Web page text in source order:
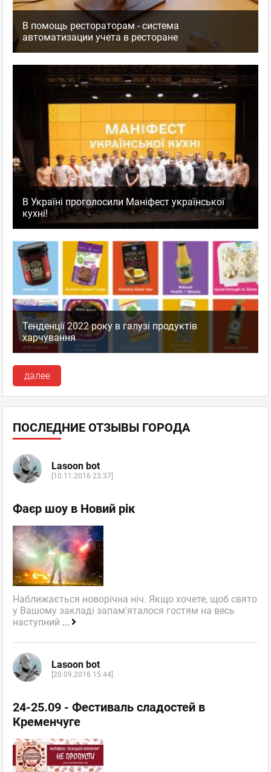
В помощь рестораторам - система
автоматизации учета в ресторане
В Україні проголосили Маніфест української
кухні!
Тенденції 2022 року в галузі продуктів
харчування
далее
ПОСЛЕДНИЕ ОТЗЫВЫ ГОРОДА
Lasoon bot
[10.11.2016 23:37]
Фаєр шоу в Новий рік
Наближається новорічна ніч. Якщо хочете, щоб свято
у Вашому закладі запам'яталося гостям на весь
наступний ...
Lasoon bot
[20.09.2016 15:44]
24-25.09 - Фестиваль сладостей в
Кременчуге